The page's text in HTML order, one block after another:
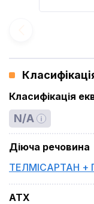
Класифікація
N/A
Діюча речовина
ТЕЛМІСАРТАН +
ATX